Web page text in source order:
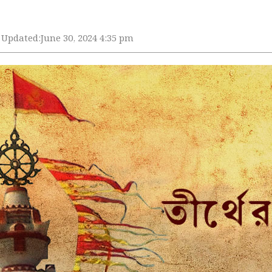
Updated:June 30, 2024 4:35 pm